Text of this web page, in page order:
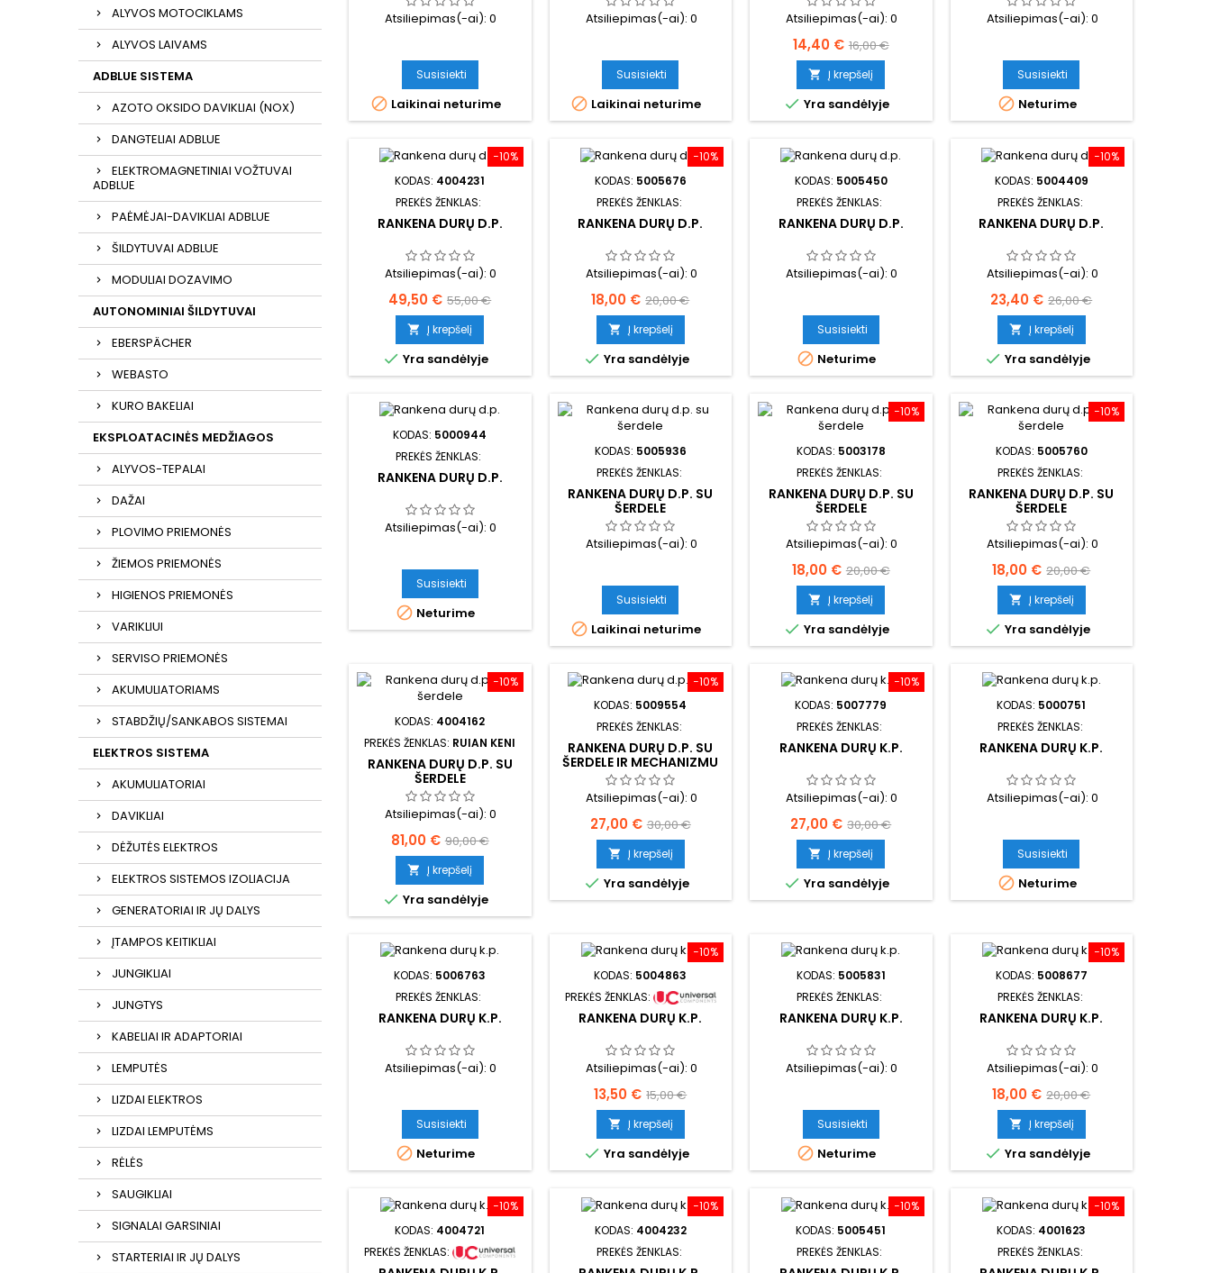
ALYVOS MOTOCIKLAMS
ALYVOS LAIVAMS
ADBLUE SISTEMA
AZOTO OKSIDO DAVIKLIAI (NOX)
DANGTELIAI ADBLUE
ELEKTROMAGNETINIAI VOŽTUVAI
ADBLUE
PAĖMĖJAI-DAVIKLIAI ADBLUE
ŠILDYTUVAI ADBLUE
MODULIAI DOZAVIMO
AUTONOMINIAI ŠILDYTUVAI
EBERSPÄCHER
WEBASTO
KURO BAKELIAI
EKSPLOATACINĖS MEDŽIAGOS
ALYVOS-TEPALAI
DAŽAI
PLOVIMO PRIEMONĖS
ŽIEMOS PRIEMONĖS
HIGIENOS PRIEMONĖS
VARIKLIUI
SERVISO PRIEMONĖS
AKUMULIATORIAMS
STABDŽIŲ/SANKABOS SISTEMAI
ELEKTROS SISTEMA
AKUMULIATORIAI
DAVIKLIAI
DĖŽUTĖS ELEKTROS
ELEKTROS SISTEMOS IZOLIACIJA
GENERATORIAI IR JŲ DALYS
ĮTAMPOS KEITIKLIAI
JUNGIKLIAI
JUNGTYS
KABELIAI IR ADAPTORIAI
LEMPUTĖS
LIZDAI ELEKTROS
LIZDAI LEMPUTĖMS
RĖLĖS
SAUGIKLIAI
SIGNALAI GARSINIAI
STARTERIAI IR JŲ DALYS
Atsiliepimas(-ai):0
Susisiekti
 Laikinai neturime
Atsiliepimas(-ai): 0
Susisiekti
 Laikinai neturime
Atsiliepimas(-ai):0
Kaina
14,40 € Bazinė
kaina
16,00 €
 Į krepšelį
 Yra sandėlyje
Atsiliepimas(-ai): 0
Susisiekti
 Neturime
−10%
KODAS: 4004231
PREKĖS ŽENKLAS:
RANKENA DURŲ D.P.
Atsiliepimas(-ai):0
Kaina
49,50 € Bazinė
kaina
55,00 €
 Į krepšelį
 Yra sandėlyje
−10%
KODAS: 5005676
PREKĖS ŽENKLAS:
RANKENA DURŲ D.P.
Atsiliepimas(-ai): 0
Kaina
18,00 € Bazinė
kaina
20,00 €
 Į krepšelį
 Yra sandėlyje
KODAS: 5005450
PREKĖS ŽENKLAS:
RANKENA DURŲ D.P.
Atsiliepimas(-ai):0
Susisiekti
 Neturime
−10%
KODAS: 5004409
PREKĖS ŽENKLAS:
RANKENA DURŲ D.P.
Atsiliepimas(-ai): 0
Kaina
23,40 € Bazinė
kaina
26,00 €
 Į krepšelį
 Yra sandėlyje
KODAS: 5000944
PREKĖS ŽENKLAS:
RANKENA DURŲ D.P.
Atsiliepimas(-ai):0
Susisiekti
 Neturime
KODAS: 5005936
PREKĖS ŽENKLAS:
RANKENA DURŲ D.P. SU
ŠERDELE
Atsiliepimas(-ai): 0
Susisiekti
 Laikinai neturime
−10%
KODAS: 5003178
PREKĖS ŽENKLAS:
RANKENA DURŲ D.P. SU
ŠERDELE
Atsiliepimas(-ai):0
Kaina
18,00 € Bazinė
kaina
20,00 €
 Į krepšelį
 Yra sandėlyje
−10%
KODAS: 5005760
PREKĖS ŽENKLAS:
RANKENA DURŲ D.P. SU
ŠERDELE
Atsiliepimas(-ai): 0
Kaina
18,00 € Bazinė
kaina
20,00 €
 Į krepšelį
 Yra sandėlyje
−10%
KODAS: 4004162
PREKĖS ŽENKLAS: RUIAN KENI
RANKENA DURŲ D.P. SU
ŠERDELE
Atsiliepimas(-ai):0
Kaina
81,00 € Bazinė
kaina
90,00 €
 Į krepšelį
 Yra sandėlyje
−10%
KODAS: 5009554
PREKĖS ŽENKLAS:
RANKENA DURŲ D.P. SU
ŠERDELE IR MECHANIZMU
Atsiliepimas(-ai): 0
Kaina
27,00 € Bazinė
kaina
30,00 €
 Į krepšelį
 Yra sandėlyje
−10%
KODAS: 5007779
PREKĖS ŽENKLAS:
RANKENA DURŲ K.P.
Atsiliepimas(-ai):0
Kaina
27,00 € Bazinė
kaina
30,00 €
 Į krepšelį
 Yra sandėlyje
KODAS: 5000751
PREKĖS ŽENKLAS:
RANKENA DURŲ K.P.
Atsiliepimas(-ai): 0
Susisiekti
 Neturime
KODAS: 5006763
PREKĖS ŽENKLAS:
RANKENA DURŲ K.P.
Atsiliepimas(-ai):0
Susisiekti
 Neturime
−10%
KODAS: 5004863
PREKĖS ŽENKLAS:
RANKENA DURŲ K.P.
Atsiliepimas(-ai): 0
Kaina
13,50 € Bazinė
kaina
15,00 €
 Į krepšelį
 Yra sandėlyje
KODAS: 5005831
PREKĖS ŽENKLAS:
RANKENA DURŲ K.P.
Atsiliepimas(-ai):0
Susisiekti
 Neturime
−10%
KODAS: 5008677
PREKĖS ŽENKLAS:
RANKENA DURŲ K.P.
Atsiliepimas(-ai): 0
Kaina
18,00 € Bazinė
kaina
20,00 €
 Į krepšelį
 Yra sandėlyje
−10%
KODAS: 4004721
PREKĖS ŽENKLAS:
−10%
KODAS: 4004232
PREKĖS ŽENKLAS:
−10%
KODAS: 5005451
PREKĖS ŽENKLAS:
−10%
KODAS: 4001623
PREKĖS ŽENKLAS: